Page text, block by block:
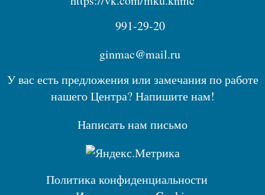
991-29-20
ginmac@mail.ru
У вас есть предложения или замечания по работе
нашего Центра? Напишите нам!
Написать нам письмо
Политика конфиденциальности